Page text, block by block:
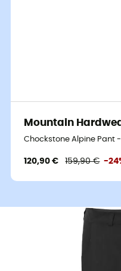
Mountain
Chockstone Alpine Pant
120,90 € 159,90 € -